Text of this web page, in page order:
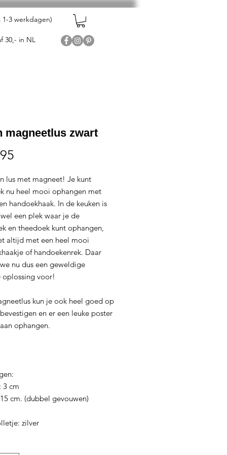
3 werkdagen)
30,- in NL
magneetlus zwart
lus met magneet! Je kunt
nu heel mooi ophangen met
handoekhaak. In de keuken is
een plek waar je de
en theedoek kunt ophangen,
altijd met een heel mooi
of handoekenrek. Daar
nu dus een geweldige
voor!
kun je ook heel goed op
en er een leuke poster
ophangen.
3 cm
cm. (dubbel gevouwen)
zilver